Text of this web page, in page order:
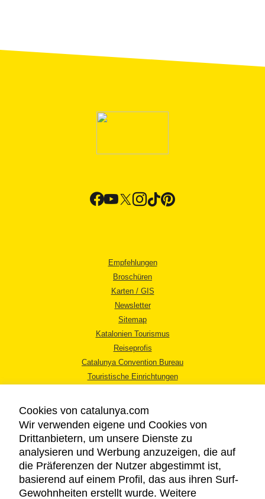
Empfehlungen
Broschüren
Karten / GIS
Newsletter
Sitemap
Katalonien Tourismus
Reiseprofis
Catalunya Convention Bureau
Touristische Einrichtungen
RECHTLICHER HINWEIS
DATENSCHUTZICHTLINIE
Cookies von catalunya.com
Wir verwenden eigene und Cookies von
Drittanbietern, um unsere Dienste zu
analysieren und Werbung anzuzeigen, die auf
die Präferenzen der Nutzer abgestimmt ist,
basierend auf einem Profil, das aus ihren Surf-
Gewohnheiten erstellt wurde. Weitere